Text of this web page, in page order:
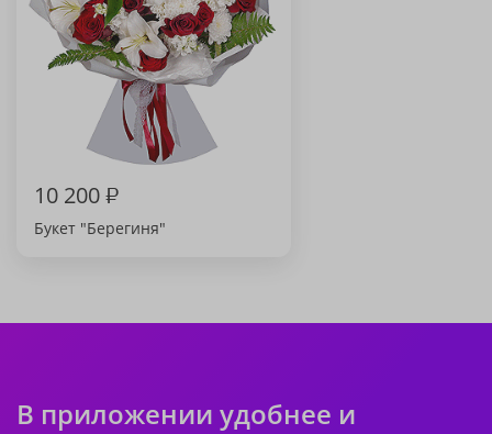
10 200₽
Букет "Берегиня"
В приложении удобнее и